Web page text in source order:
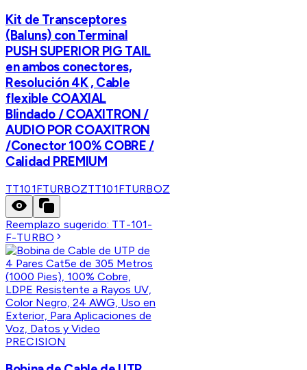
Kit de Transceptores
(Baluns) con Terminal
PUSH SUPERIOR PIG TAIL
en ambos conectores,
Resolución 4K , Cable
flexible COAXIAL
Blindado / COAXITRON /
AUDIO POR COAXITRON
/Conector 100% COBRE /
Calidad PREMIUM
TT101FTURBOZTT101FTURBOZ
Reemplazo sugerido: TT-101-
F-TURBO
PRECISION